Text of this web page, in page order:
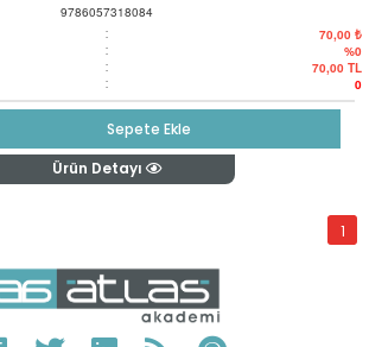
9786057318084
: 70,00 ₺
: %0
: 70,00 TL
: 0
Sepete Ekle
Ürün Detayı
1